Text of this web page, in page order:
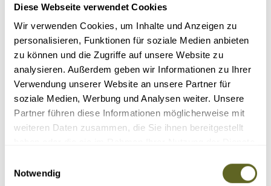
Diese Webseite verwendet Cookies
Wir verwenden Cookies, um Inhalte und Anzeigen zu
personalisieren, Funktionen für soziale Medien anbieten
zu können und die Zugriffe auf unsere Website zu
analysieren. Außerdem geben wir Informationen zu Ihrer
Verwendung unserer Website an unsere Partner für
soziale Medien, Werbung und Analysen weiter. Unsere
Partner führen diese Informationen möglicherweise mit
weiteren Daten zusammen, die Sie ihnen bereitgestellt
Notwendig
23.10.26 - 14.11.26
Hüttentrekking zum Basislager des Mt. Everest
Abstecher zu den Klöstern in Thame und Tengpoche
Aussichtsberge Taboche-Vorgipfel (5.215 m), Kala Patar (5.540 m) und
Chukhung Ri (5.550 m)
Himalaya-Panoramaflug nach Lukla und zurück
23 Tage
ab 2.279 Euro zzgl. Flug
Details Anfragen